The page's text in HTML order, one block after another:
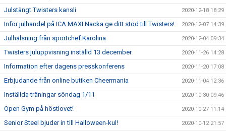
Julstängt Twisters kansli 2020-12-18 18:29
Inför julhandel på ICA MAXI Nacka ge ditt stöd till Twisters! 2020-12-07 14:39
Julhälsning från sportchef Karolina 2020-12-04 09:34
Twisters juluppvisning inställd 13 december 2020-11-26 14:28
Information efter dagens presskonferens 2020-11-20 17:08
Erbjudande från online butiken Cheermania 2020-11-04 12:36
Inställda träningar söndag 1/11 2020-10-30 09:46
Open Gym på höstlovet! 2020-10-27 11:14
Senior Steel bjuder in till Halloween-kul! 2020-10-12 21:57